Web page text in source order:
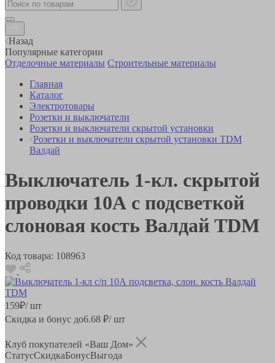
Назад
Популярные категории
Отделочные материалы Строительные материалы
Главная
Каталог
Электротовары
Розетки и выключатели
Розетки и выключатели скрытой установки
Розетки и выключатели скрытой установки TDM
Валдай
Выключатель 1-кл. скрытой
проводки 10А с подсветкой
слоновая кость Валдай TDM
Код товара: 108963
159₽/ шт
Скидка и бонус до6.68 ₽/ шт
Клуб покупателей «Ваш Дом»
СтатусСкидкаБонусВыгода